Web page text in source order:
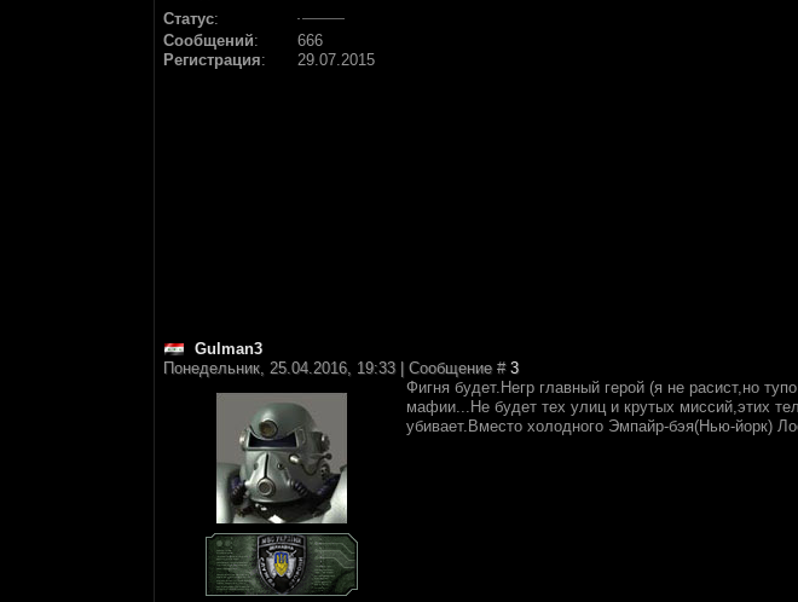
Статус:
Сообщений:
666
Регистрация: 29.07.2015
Gulman3
Понедельник, 25.04.2016, 19:33 | Сообщение # 3
Фигня будет.Негр главный герой (я не расист,но
мафии...Не будет тех улиц и крутых миссий,этих
убивает.Вместо холодного Эмпайр-бэя(Нью-йорк)